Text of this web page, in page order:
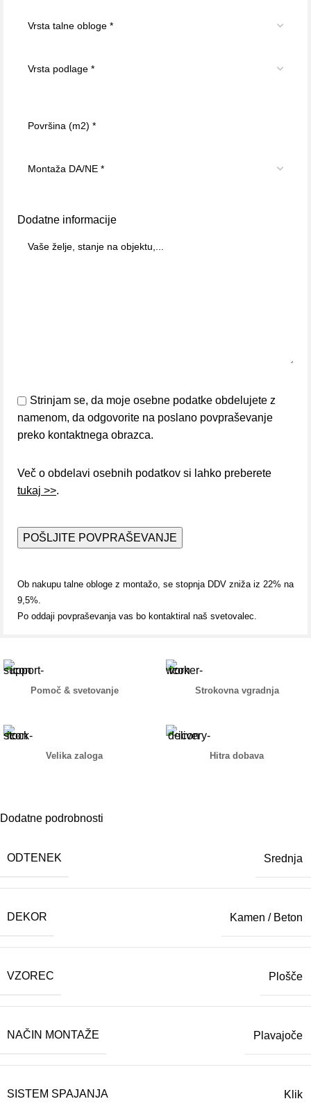
Dodatne informacije
Strinjam se, da moje osebne podatke obdelujete z
namenom, da odgovorite na poslano povpraševanje
preko kontaktnega obrazca.
Več o obdelavi osebnih podatkov si lahko preberete
tukaj >>.
Ob nakupu talne obloge z montažo, se stopnja DDV zniža iz 22% na
9,5%.
Po oddaji povpraševanja vas bo kontaktiral naš svetovalec.
Pomoč & svetovanje Strokovna vgradnja
Velika zaloga Hitra dobava
Dodatne podrobnosti
ODTENEK Srednja
DEKOR Kamen / Beton
VZOREC Plošče
NAČIN MONTAŽE Plavajoče
SISTEM SPAJANJA Klik